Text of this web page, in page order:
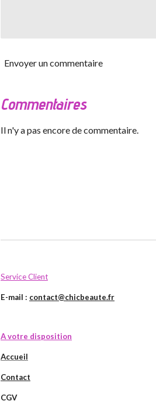
Envoyer un commentaire
Commentaires
Il n'y a pas encore de commentaire.
Service Client
E-mail : contact@chicbeaute.fr
A votre disposition
Accueil
Contact
CGV